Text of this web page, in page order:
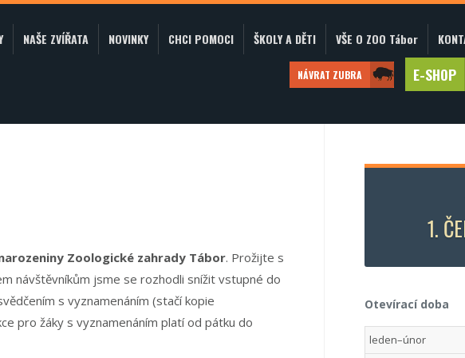
NAŠE ZVÍŘATA NOVINKY CHCI POMOCI ŠKOLY A DĚTI VŠE O ZOO Tábor
NÁVRAT ZUBRA E-SHOP
Zoologické zahrady Tábor. Prožijte s
návštěvníkům jsme se rozhodli snížit vstupné do
s vyznamenáním (stačí kopie
pro žáky s vyznamenáním platí od pátku do
1.
Otevírací doba
leden–únor